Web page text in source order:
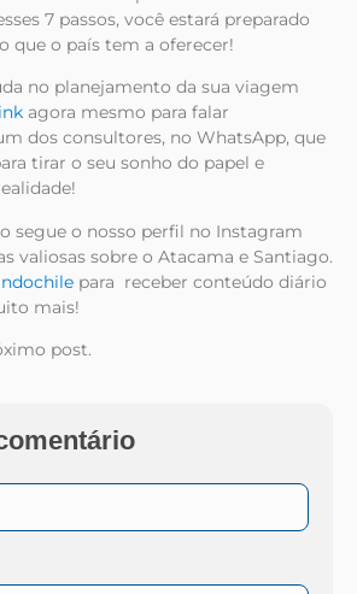
7 passos, você estará preparado
que o país tem a oferecer!
no planejamento da sua viagem
agora mesmo para falar
dos consultores, no WhatsApp, que
tirar o seu sonho do papel e
segue o nosso perfil no Instagram
valiosas sobre o Atacama e Santiago.
para receber conteúdo diário
mais!
post.